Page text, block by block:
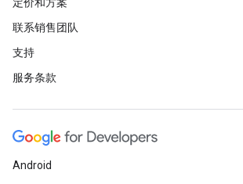
联系销售团队
支持
服务条款
Android